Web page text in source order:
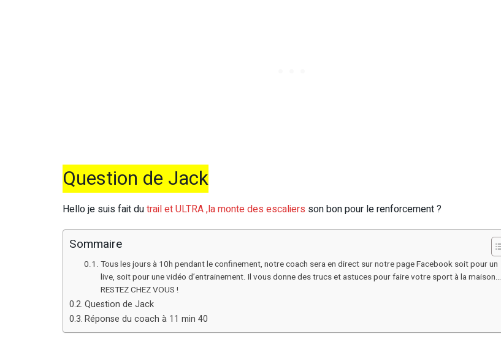
Question de Jack
Hello je suis fait dutrail et ULTRA ,la monte des escaliers son bon pour le renforcement ?
Sommaire
Tous les jours à 10h pendant le confinement, notre coach sera en direct sur notre page Facebook soit pour un
live, soit pour une vidéo d’entrainement. Il vous donne des trucs et astuces pour faire votre sport à la maison…
RESTEZ CHEZ VOUS !
Question de Jack
Réponse du coach à 11 min 40